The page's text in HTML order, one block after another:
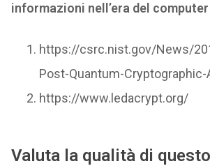
informazioni nell’era del
https://csrc.nist.gov/News/
Post-Quantum-
https://www.ledacrypt.org/
Valuta la qualità di